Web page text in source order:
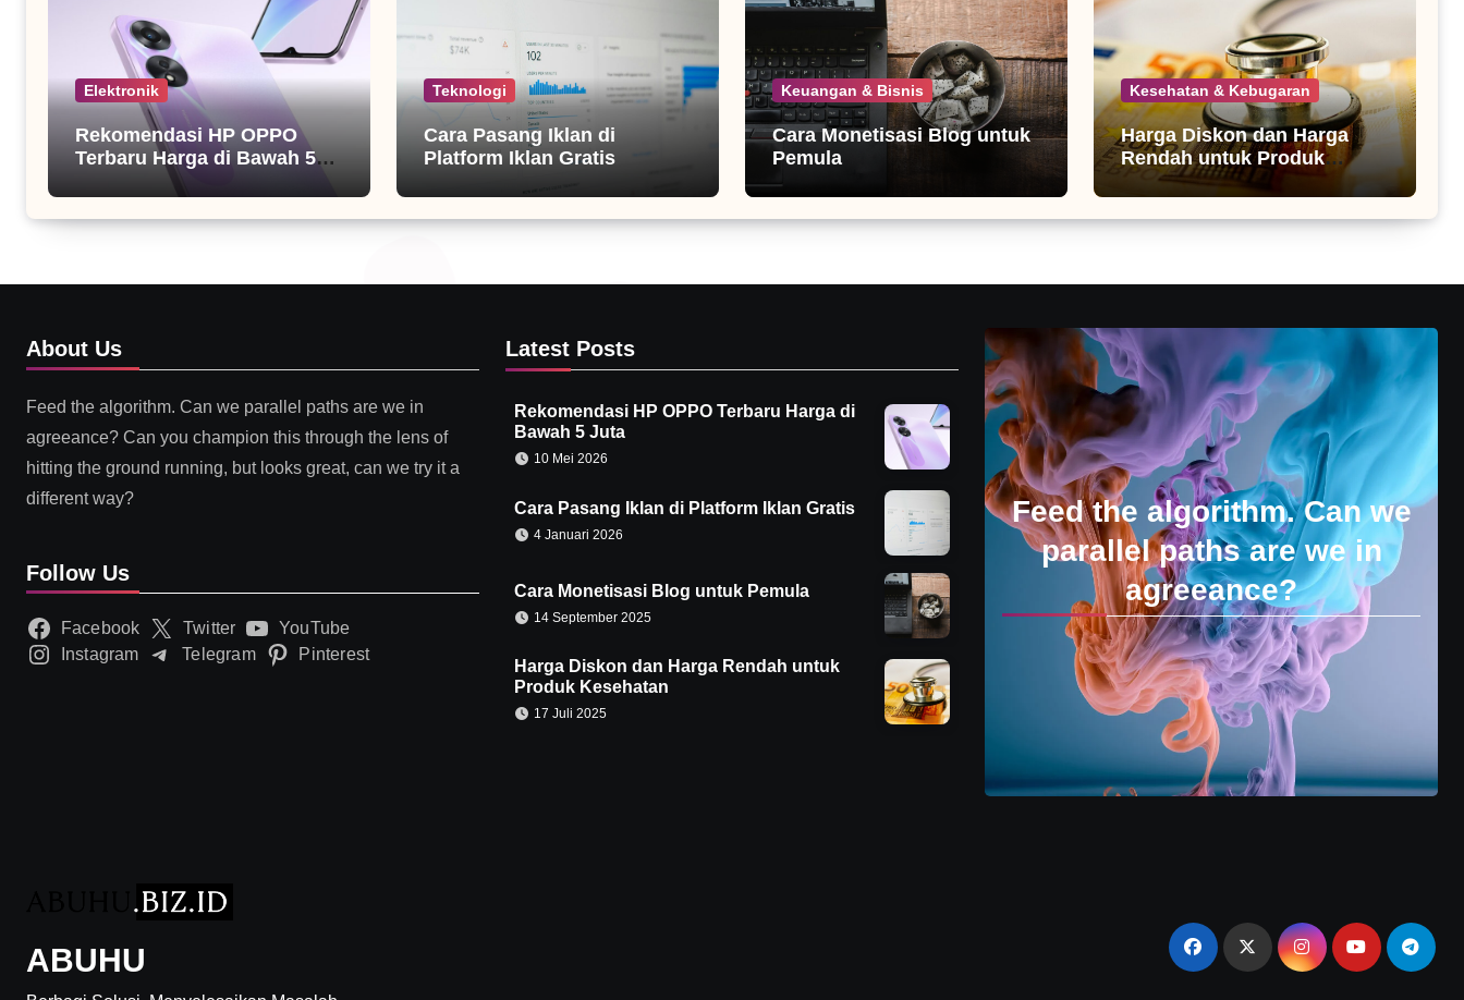
Elektronik
Rekomendasi HP OPPO
Terbaru Harga di Bawah 5
Teknologi
Cara Pasang Iklan di
Platform Iklan Gratis
Keuangan & Bisnis
Cara Monetisasi Blog untuk
Pemula
Kesehatan & Kebugaran
Harga Diskon dan Harga
Rendah untuk Produk
Kesehatan
About Us
Feed the algorithm. Can we parallel paths are we in
agreeance? Can you champion this through the lens of
hitting the ground running, but looks great, can we try it a
different way?
Follow Us
Facebook Twitter
YouTube
Instagram
Telegram Pinterest
Latest Posts
Rekomendasi HP OPPO Terbaru Harga di
Bawah 5 Juta
10 Mei 2026
Cara Pasang Iklan di Platform Iklan Gratis
4 Januari 2026
Cara Monetisasi Blog untuk Pemula
14 September 2025
Harga Diskon dan Harga Rendah untuk
Produk Kesehatan
17 Juli 2025
Feed the algorithm. Can we
parallel paths are we in
agreeance?
ABUHU